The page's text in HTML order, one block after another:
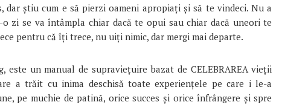
dar știu cum e să pierzi oameni apropiați și să te vindeci. Nu a
zi se va întâmpla chiar dacă te opui sau chiar dacă uneori te
pentru că îți trece, nu uiți nimic, dar mergi mai departe.
un manual de supraviețuire bazat de CELEBRAREA vieții
a trăit cu inima deschisă toate experiențele pe care i le-a
pe muchie de patină, orice succes și orice înfrângere și spre